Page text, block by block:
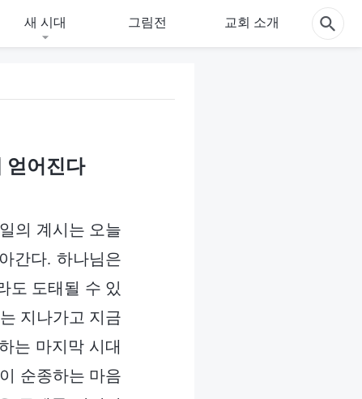
새 시대 그림전 교회 소개
얻어진다
의 계시는 오늘
간다. 하나님은
도 도태될 수 있
지나가고 지금
는 마지막 시대
순종하는 마음